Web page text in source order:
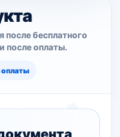
бесплатного
после оплаты.
оплаты